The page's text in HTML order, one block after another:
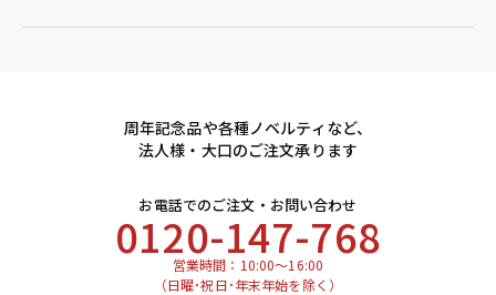
周年記念品や各種ノベルティなど、
法人様・大口のご注文承ります
お電話でのご注文・お問い合わせ
0120-147-768
営業時間：10:00～16:00
（日曜･祝日･年末年始を除く）